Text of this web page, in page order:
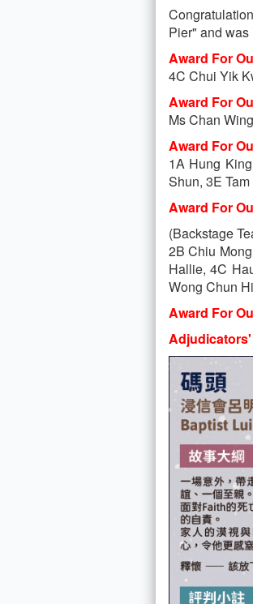
Pier" and
Award For
4C Chui Yik
Award For
Ms Chan
Award For
1A Hung
Shun, 3E
Award For
(Backstage
2B Chiu
Hallie, 4C
Wong Chun
Award For